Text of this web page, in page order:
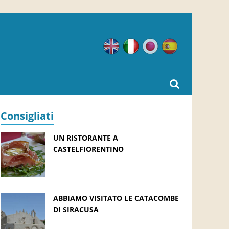
IngleseItalianoGiapponese
Consigliati
UN RISTORANTE A
CASTELFIORENTINO
ABBIAMO VISITATO LE CATACOMBE
DI SIRACUSA